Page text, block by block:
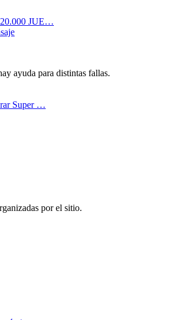
JUE…
ayuda para distintas fallas.
Super …
por el sitio.